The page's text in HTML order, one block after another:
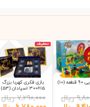
(10)
ریال
تخفیف
بازی فکری کهربا بزرگ
300615 اسپادان (53)
۷,۲۹۰,۰۰۰ ریال